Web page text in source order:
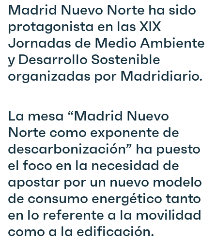
Madrid Nuevo Norte ha sido
protagonista en las XIX
Jornadas de Medio Ambiente
y Desarrollo Sostenible
organizadas por Madridiario.
La mesa “Madrid Nuevo
Norte como exponente de
descarbonización” ha puesto
el foco en la necesidad de
apostar por un nuevo modelo
de consumo energético tanto
en lo referente a la movilidad
como a la edificación.